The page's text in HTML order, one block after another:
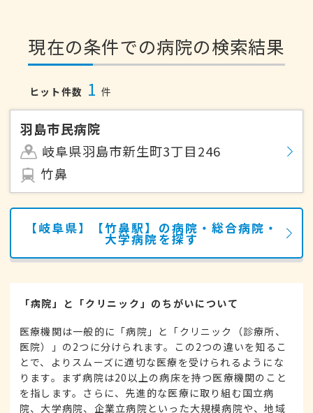
現在の条件での病院の検索結果
ヒット件数 1 件
羽島市民病院
岐阜県羽島市新生町3丁目246
竹鼻
【岐阜県】【竹鼻駅】の病院・総合病院・
大学病院を探す
「病院」と「クリニック」のちがいについて
医療機関は一般的に「病院」と「クリニック（診療所、
医院）」の2つに分けられます。この2つの違いを知るこ
とで、よりスムーズに適切な医療を受けられるようにな
ります。まず病院は20以上の病床を持つ医療機関のこと
を指します。さらに、先進的な医療に取り組む国立病
院、大学病院、企業立病院といった大規模病院や、地域